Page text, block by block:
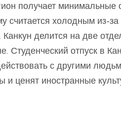
получает минимальные
считается холодным из-за
Канкун делится на две
Студенческий отпуск в
с другими
и ценят иностранные